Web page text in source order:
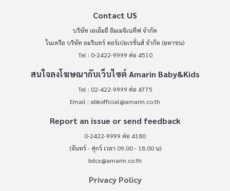
Contact US
บริษัท เอเอ็มอี อิมเมจิเนทีฟ จำกัด
ในเครือ บริษัท อมรินทร์ คอร์เปอเรชั่นส์ จำกัด (มหาชน)
Tel : 0-2422-9999 ต่อ 4510
สนใจลงโฆษณากับเว็บไซต์ Amarin Baby&Kids
Tel : 02-422-9999 ต่อ 4775
Email : abkofficial@amarin.co.th
Report an issue or send feedback
0-2422-9999 ต่อ 4180
(จันทร์ - ศุกร์ เวลา 09.00 - 18.00 น)
bdcx@amarin.co.th
Privacy Policy